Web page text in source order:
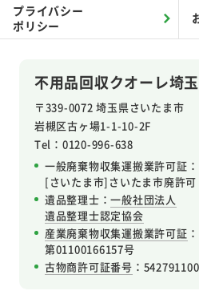
不用品回収クオーレ埼玉
〒339-0072 埼玉県さいたま市
岩槻区古ヶ場1-1-10-2F
Tel：0120-996-638
一般廃棄物収集運搬業許可証：
[さいたま市]さいたま市廃許
遺品整理士：一般社団法人
遺品整理士認定協会
産業廃棄物収集運搬業許可証 ：
第01100166157号
古物商許可証番号 ：
プライバシー
ポリシー